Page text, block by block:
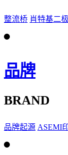
整流桥 肖特基二
品牌
BRAND
品牌起源 ASEMI